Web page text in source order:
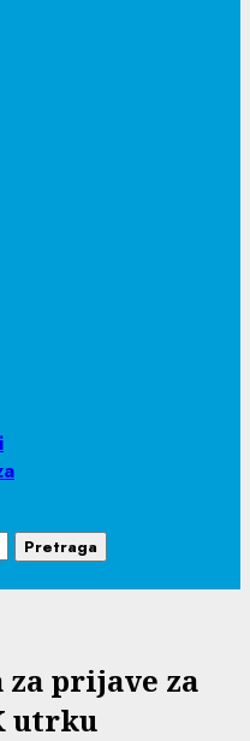
za prijave za
utrku